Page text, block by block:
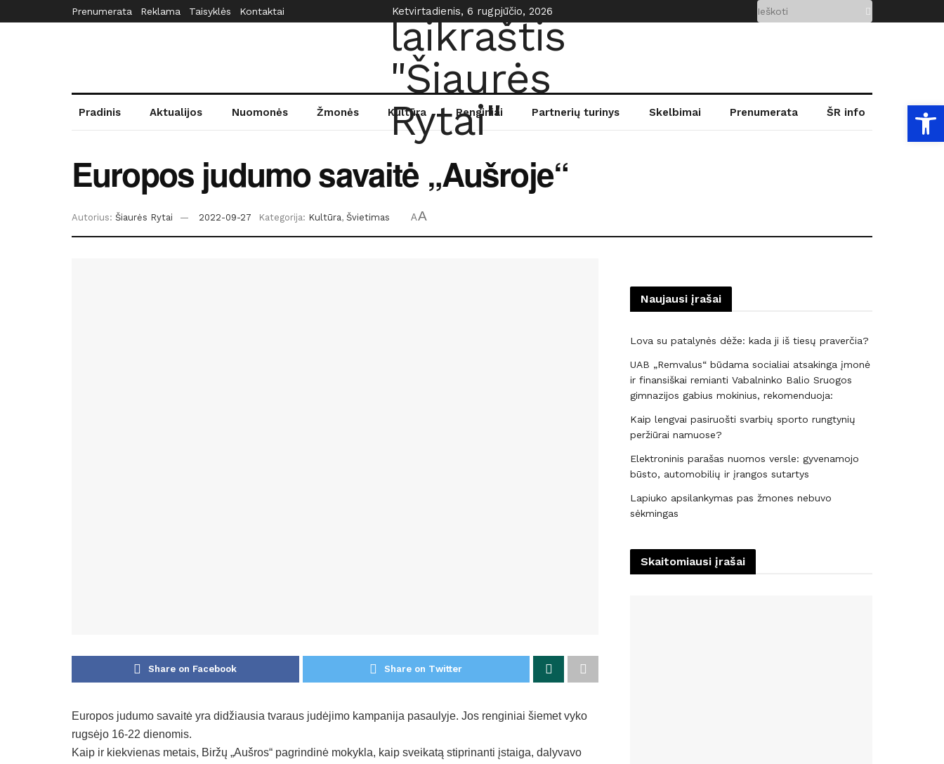
Prenumerata Reklama Taisyklės Kontaktai Ketvirtadienis, 6 rugpjūčio, 2026
Pradinis Aktualijos Nuomonės Žmonės Kultūra Renginiai Partnerių turinys Skelbimai Prenumerata ŠR info
Europos judumo savaitė „Aušroje“
Autorius: Šiaurės Rytai 2022-09-27 Kategorija: Kultūra, Švietimas AA
Share on Facebook Share on Twitter
Europos judumo savaitė yra didžiausia tvaraus judėjimo kampanija pasaulyje. Jos renginiai šiemet vyko
rugsėjo 16-22 dienomis.
Kaip ir kiekvienas metais, Biržų „Aušros“ pagrindinė mokykla, kaip sveikatą stiprinanti įstaiga, dalyvavo
Naujausi įrašai
Lova su patalynės dėže: kada ji iš tiesų praverčia?
UAB „Remvalus“ būdama socialiai atsakinga įmonė
ir finansiškai remianti Vabalninko Balio Sruogos
gimnazijos gabius mokinius, rekomenduoja:
Kaip lengvai pasiruošti svarbių sporto rungtynių
peržiūrai namuose?
Elektroninis parašas nuomos versle: gyvenamojo
būsto, automobilių ir įrangos sutartys
Lapiuko apsilankymas pas žmones nebuvo
sėkmingas
Skaitomiausi įrašai